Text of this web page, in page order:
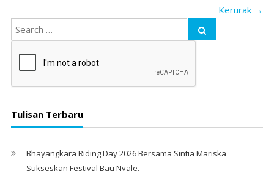
Kerurak →
Tulisan Terbaru
Bhayangkara Riding Day 2026 Bersama Sintia Mariska
Sukseskan Festival Bau Nyale. ‎